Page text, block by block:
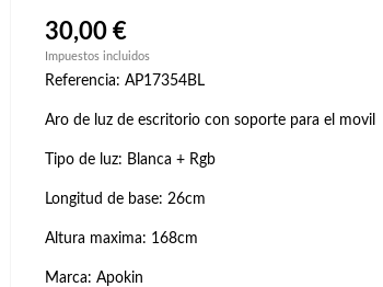
30,00 €
Impuestos incluidos
Referencia: AP17354BL
Aro de luz de escritorio con soporte para el movil
Tipo de luz: Blanca + Rgb
Longitud de base: 26cm
Altura maxima: 168cm
Marca: Apokin